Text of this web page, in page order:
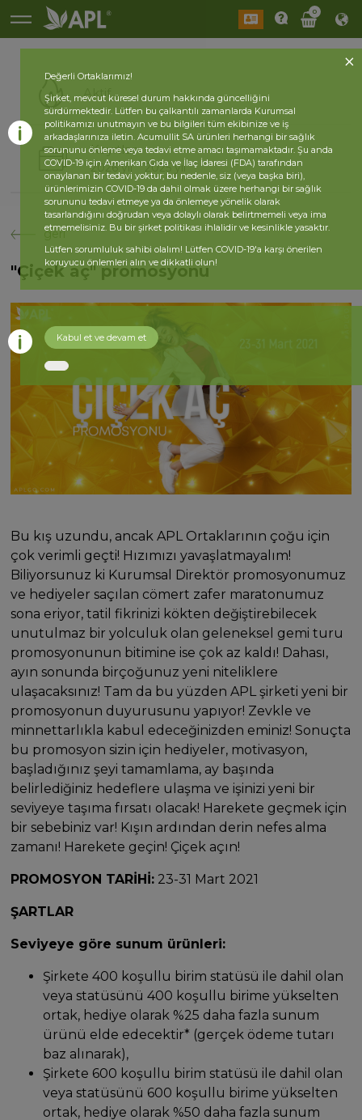
0
Aktif
Kayıtlar
2026 yıl 2025 yıl
geri
"Çiçek aç" promosyonu
Bu kış uzundu, ancak APL Ortaklarının çoğu için
çok verimli geçti! Hızımızı yavaşlatmayalım!
Biliyorsunuz ki Kurumsal Direktör promosyonumuz
ve hediyeler saçılan cömert zafer maratonumuz
sona eriyor, tatil fikrinizi kökten değiştirebilecek
unutulmaz bir yolculuk olan geleneksel gemi turu
promosyonunun bitimine ise çok az kaldı! Dahası,
ayın sonunda birçoğunuz yeni niteliklere
ulaşacaksınız! Tam da bu yüzden APL şirketi yeni bir
promosyonun duyurusunu yapıyor! Zevkle ve
minnettarlıkla kabul edeceğinizden eminiz! Sonuçta
bu promosyon sizin için hediyeler, motivasyon,
başladığınız şeyi tamamlama, ay başında
belirlediğiniz hedeflere ulaşma ve işinizi yeni bir
seviyeye taşıma fırsatı olacak! Harekete geçmek için
bir sebebiniz var! Kışın ardından derin nefes alma
zamanı! Harekete geçin! Çiçek açın!
PROMOSYON TARİHİ: 23-31 Mart 2021
ŞARTLAR
Seviyeye göre sunum ürünleri:
Şirkete 400 koşullu birim statüsü ile dahil olan
veya statüsünü 400 koşullu birime yükselten
ortak, hediye olarak %25 daha fazla sunum
ürünü elde edecektir* (gerçek ödeme tutarı
baz alınarak),
Şirkete 600 koşullu birim statüsü ile dahil olan
veya statüsünü 600 koşullu birime yükselten
ortak, hediye olarak %50 daha fazla sunum
Değerli Ortaklarımız!
Şirket, mevcut küresel durum hakkında güncelliğini
sürdürmektedir. Lütfen bu çalkantılı zamanlarda Kurumsal
politikamızı unutmayın ve bu bilgileri tüm ekibinize ve iş
arkadaşlarınıza iletin. Acumullit SA ürünleri herhangi bir sağlık
sorununu önleme veya tedavi etme amacı taşımamaktadır. Şu anda
COVID-19 için Amerikan Gıda ve İlaç İdaresi (FDA) tarafından
onaylanan bir tedavi yoktur; bu nedenle, siz (veya başka biri),
ürünlerimizin COVID-19 da dahil olmak üzere herhangi bir sağlık
sorununu tedavi etmeye ya da önlemeye yönelik olarak
tasarlandığını doğrudan veya dolaylı olarak belirtmemeli veya ima
etmemelisiniz. Bu bir şirket politikası ihlalidir ve kesinlikle yasaktır.
Lütfen sorumluluk sahibi olalım! Lütfen COVID-19'a karşı önerilen
koruyucu önlemleri alın ve dikkatli olun!
Kabul et ve devam et